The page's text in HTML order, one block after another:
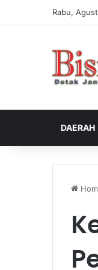
Rabu,
DAERAH